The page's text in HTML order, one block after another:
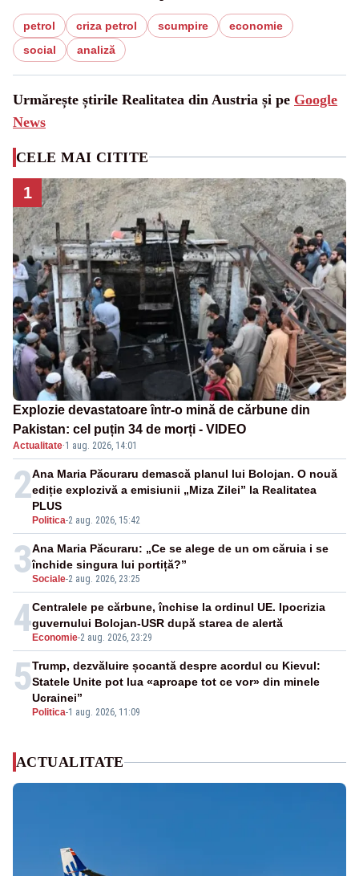
petrol criza petrol scumpire
economie
social
analiză
Urmărește știrile Realitatea din Austria și pe Google
News
CELE MAI CITITE
1
Explozie devastatoare într-o mină de cărbune din
Pakistan: cel puțin 34 de morți - VIDEO
Actualitate·1 aug. 2026, 14:01
2
Politica-2 aug. 2026, 15:42
Ana Maria Păcuraru demască planul lui Bolojan. O nouă
ediție explozivă a emisiunii „Miza Zilei” la Realitatea
PLUS
3Sociale-2 aug. 2026, 23:25
Ana Maria Păcuraru: „Ce se alege de un om căruia i se
închide singura lui portiță?”
4 Economie-2 aug. 2026, 23:29
Centralele pe cărbune, închise la ordinul UE. Ipocrizia
guvernului Bolojan-USR după starea de alertă
5
Politica-1 aug. 2026, 11:09
Trump, dezvăluire șocantă despre acordul cu Kievul:
Statele Unite pot lua «aproape tot ce vor» din minele
Ucrainei”
ACTUALITATE